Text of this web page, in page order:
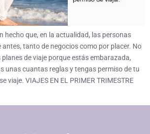
hecho que, en la actualidad, las personas
tanto de negocios como por placer. No
de viaje porque estás embarazada,
unas cuantas reglas y tengas permiso de tu
viaje. VIAJES EN EL PRIMER TRIMESTRE